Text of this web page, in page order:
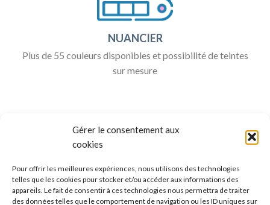
Gérer le consentement aux
cookies
Pour offrir les meilleures expériences, nous utilisons des technologies
telles que les cookies pour stocker et/ou accéder aux informations des
appareils. Le fait de consentir à ces technologies nous permettra de traiter
des données telles que le comportement de navigation ou les ID uniques sur
NUANCIER
Plus de 55 couleurs disponibles et possibilité de teintes
sur mesure
ALLO BOX DÉCO